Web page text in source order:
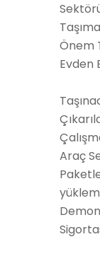
Önem
Evden
Araç